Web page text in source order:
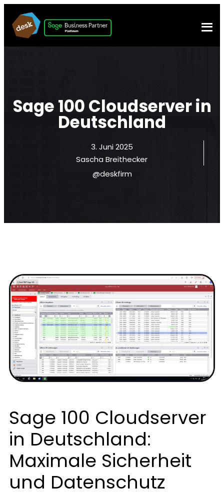
Sage 100 Cloudserver in
Deutschland
3. Juni 2025
Sascha Breithecker
@deskfirm
Sage 100 Cloudserver
in Deutschland:
Maximale Sicherheit
und Datenschutz